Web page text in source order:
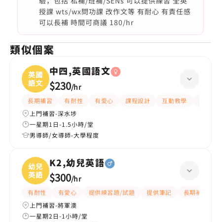
授課 wts/wx問功課 改作文等 有耐心 有責任感
可以長補 時間可商議 180/hr
類似個案
英國
語文
中四,英國語文
$230/hr
長期補習 有耐性 有愛心 課程設計 互動教學
題目講
上門補習-深水埗
一星期1日-1.5小時/堂
男導師/女導師-大學程度
幼兒
英語
K2,幼兒英語
$300/hr
有耐性 有愛心 提供練習題/試題 提供筆記
長期補習
上門補習-將軍澳
一星期2日-1小時/堂